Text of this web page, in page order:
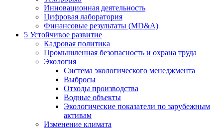
Инновационная деятельность
Цифровая лаборатория
Финансовые результаты (MD&A)
5 Устойчивое развитие
Кадровая политика
Промышленная безопасность и охрана труда
Экология
Система экологического менеджмента
Выбросы
Отходы производства
Водные объекты
Экологические показатели по зарубежным
активам
Изменение климата